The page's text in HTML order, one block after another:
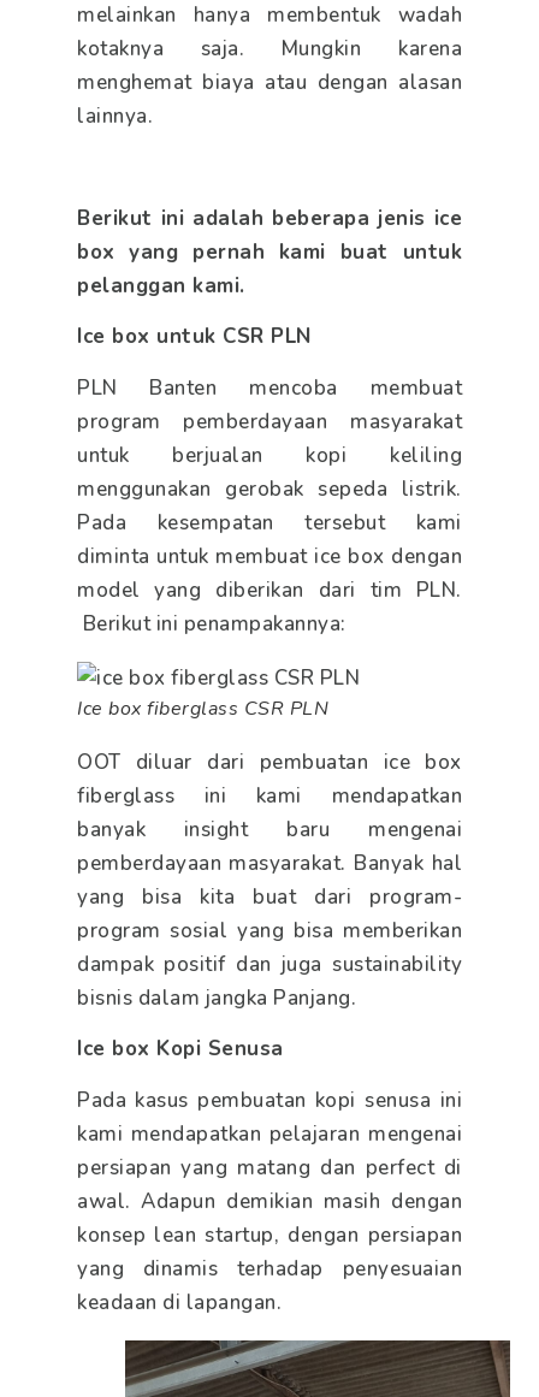
melainkan hanya membentuk wadah
kotaknya saja. Mungkin karena
menghemat biaya atau dengan alasan
lainnya.
Berikut ini adalah beberapa jenis ice
box yang pernah kami buat untuk
pelanggan kami.
Ice box untuk CSR PLN
PLN Banten mencoba membuat
program pemberdayaan masyarakat
untuk berjualan kopi keliling
menggunakan gerobak sepeda listrik.
Pada kesempatan tersebut kami
diminta untuk membuat ice box dengan
model yang diberikan dari tim PLN.
Berikut ini penampakannya:
Ice box fiberglass CSR PLN
OOT diluar dari pembuatan ice box
fiberglass ini kami mendapatkan
banyak insight baru mengenai
pemberdayaan masyarakat. Banyak hal
yang bisa kita buat dari program-
program sosial yang bisa memberikan
dampak positif dan juga sustainability
bisnis dalam jangka Panjang.
Ice box Kopi Senusa
Pada kasus pembuatan kopi senusa ini
kami mendapatkan pelajaran mengenai
persiapan yang matang dan perfect di
awal. Adapun demikian masih dengan
konsep lean startup, dengan persiapan
yang dinamis terhadap penyesuaian
keadaan di lapangan.